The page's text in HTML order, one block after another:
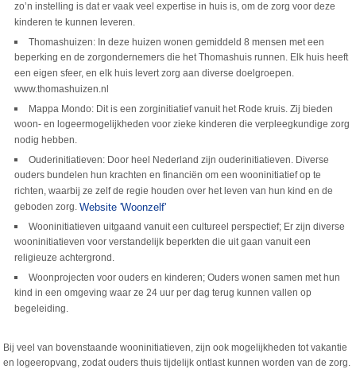
zo’n instelling is dat er vaak veel expertise in huis is, om de zorg voor deze
kinderen te kunnen leveren.
Thomashuizen: In deze huizen wonen gemiddeld 8 mensen met een
beperking en de zorgondernemers die het Thomashuis runnen. Elk huis heeft
een eigen sfeer, en elk huis levert zorg aan diverse doelgroepen.
www.thomashuizen.nl
Mappa Mondo: Dit is een zorginitiatief vanuit het Rode kruis. Zij bieden
woon- en logeermogelijkheden voor zieke kinderen die verpleegkundige zorg
nodig hebben.
Ouderinitiatieven: Door heel Nederland zijn ouderinitiatieven. Diverse
ouders bundelen hun krachten en financiën om een wooninitiatief op te
richten, waarbij ze zelf de regie houden over het leven van hun kind en de
geboden zorg.Website 'Woonzelf'
Wooninitiatieven uitgaand vanuit een cultureel perspectief; Er zijn diverse
wooninitiatieven voor verstandelijk beperkten die uit gaan vanuit een
religieuze achtergrond.
Woonprojecten voor ouders en kinderen; Ouders wonen samen met hun
kind in een omgeving waar ze 24 uur per dag terug kunnen vallen op
begeleiding.
Bij veel van bovenstaande wooninitiatieven, zijn ook mogelijkheden tot vakantie
en logeeropvang, zodat ouders thuis tijdelijk ontlast kunnen worden van de zorg.